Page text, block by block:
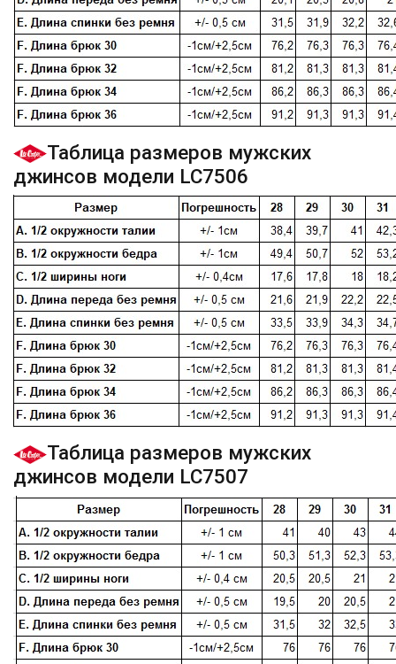
Таблица размеров мужских
джинсов модели LC7506
Таблица размеров мужских
джинсов модели LC7507